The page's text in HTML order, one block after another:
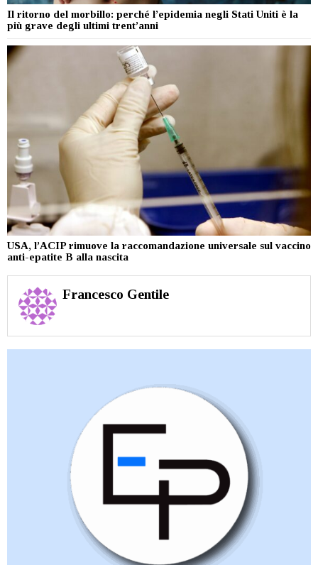
Il ritorno del morbillo: perché l’epidemia negli Stati Uniti è la
più grave degli ultimi trent’anni
USA, l’ACIP rimuove la raccomandazione universale sul vaccino
anti-epatite B alla nascita
Francesco Gentile